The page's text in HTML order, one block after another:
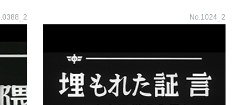
No.1024_2